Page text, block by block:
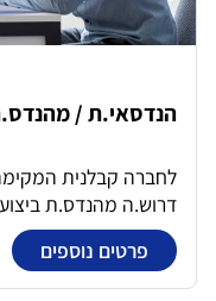
הנדסאי.ת /
לחברה קבלנית
דרוש.ה מהנדס.ת
השלבות בצוות הביצוע
בפרויקט מגורים בקרה
הורדת תוכניות עבודה
פרטים נוספים